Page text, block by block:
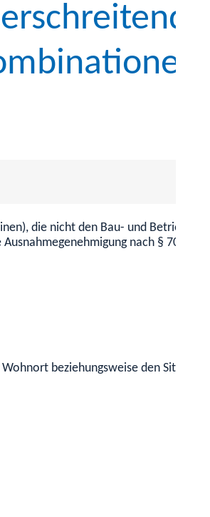
die nicht den Bau- und
nach § 70
beziehungsweise den Sitz